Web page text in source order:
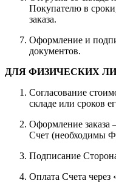
Покупателю в
заказа.
Оформление и
документов.
ДЛЯ ФИЗИЧЕСКИХ
Согласование
складе или сроков
Оформление заказа
Счет (необходимы
Подписание
Оплата Счета